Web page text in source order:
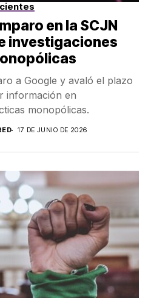
en la SCJN
investigaciones
a Google y avaló el plazo
información en
monopólicas.
17 DE JUNIO DE 2026